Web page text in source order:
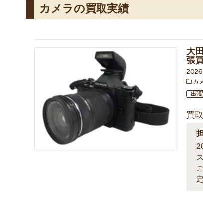
カメラの買取実績
大
張
カ
出張
買